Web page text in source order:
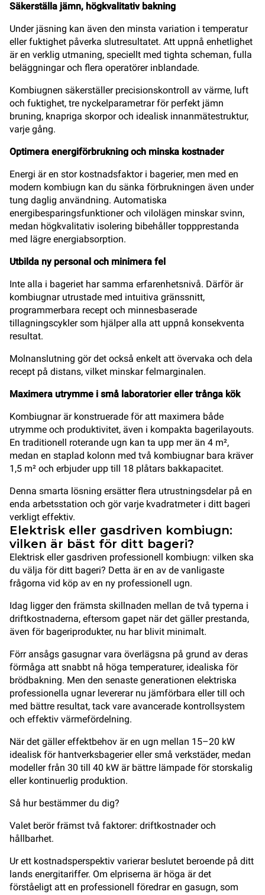
Säkerställa jämn, högkvalitativ bakning
Under jäsning kan även den minsta variation i temperatur
eller fuktighet påverka slutresultatet. Att uppnå enhetlighet
är en verklig utmaning, speciellt med tighta scheman, fulla
beläggningar och flera operatörer inblandade.
Kombiugnen säkerställer precisionskontroll av värme, luft
och fuktighet, tre nyckelparametrar för perfekt jämn
bruning, knapriga skorpor och idealisk innanmätestruktur,
varje gång.
Optimera energiförbrukning och minska kostnader
Energi är en stor kostnadsfaktor i bagerier, men med en
modern kombiugn kan du sänka förbrukningen även under
tung daglig användning. Automatiska
energibesparingsfunktioner och vilolägen minskar svinn,
medan högkvalitativ isolering bibehåller toppprestanda
med lägre energiabsorption.
Utbilda ny personal och minimera fel
Inte alla i bageriet har samma erfarenhetsnivå. Därför är
kombiugnar utrustade med intuitiva gränssnitt,
programmerbara recept och minnesbaserade
tillagningscykler som hjälper alla att uppnå konsekventa
resultat.
Molnanslutning gör det också enkelt att övervaka och dela
recept på distans, vilket minskar felmarginalen.
Maximera utrymme i små laboratorier eller trånga kök
Kombiugnar är konstruerade för att maximera både
utrymme och produktivitet, även i kompakta bagerilayouts.
En traditionell roterande ugn kan ta upp mer än 4 m²,
medan en staplad kolonn med två kombiugnar bara kräver
1,5 m² och erbjuder upp till 18 plåtars bakkapacitet.
Denna smarta lösning ersätter flera utrustningsdelar på en
enda arbetsstation och gör varje kvadratmeter i ditt bageri
verkligt effektiv.
Elektrisk eller gasdriven kombiugn:
vilken är bäst för ditt bageri?
Elektrisk eller gasdriven professionell kombiugn: vilken ska
du välja för ditt bageri? Detta är en av de vanligaste
frågorna vid köp av en ny professionell ugn.
Idag ligger den främsta skillnaden mellan de två typerna i
driftkostnaderna, eftersom gapet när det gäller prestanda,
även för bageriprodukter, nu har blivit minimalt.
Förr ansågs gasugnar vara överlägsna på grund av deras
förmåga att snabbt nå höga temperaturer, idealiska för
brödbakning. Men den senaste generationen elektriska
professionella ugnar levererar nu jämförbara eller till och
med bättre resultat, tack vare avancerade kontrollsystem
och effektiv värmefördelning.
När det gäller effektbehov är en ugn mellan 15–20 kW
idealisk för hantverksbagerier eller små verkstäder, medan
modeller från 30 till 40 kW är bättre lämpade för storskalig
eller kontinuerlig produktion.
Så hur bestämmer du dig?
Valet berör främst två faktorer: driftkostnader och
hållbarhet.
Ur ett kostnadsperspektiv varierar beslutet beroende på ditt
lands energitariffer. Om elpriserna är höga är det
förståeligt att en professionell föredrar en gasugn, som